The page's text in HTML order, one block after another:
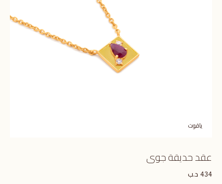
ياقوت
عقد حديقة جوى
434 د.ب